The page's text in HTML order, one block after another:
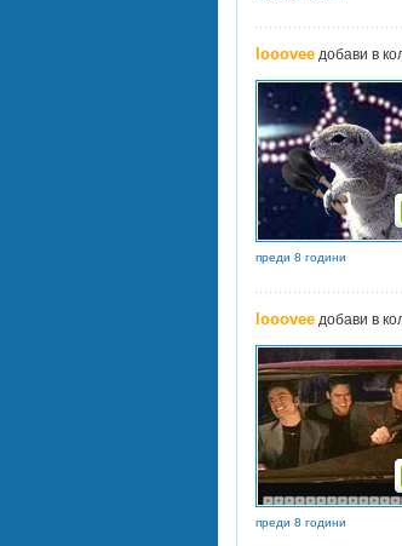
loooveeдобави в
преди 8 години
loooveeдобави в
преди 8 години